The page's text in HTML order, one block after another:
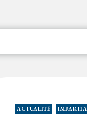
ACTUALITÉ